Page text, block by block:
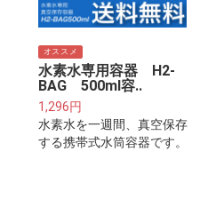
オススメ
水素水専用容器 H2-
BAG 500ml容..
1,296円
水素水を一週間、真空保存
する携帯式水筒容器です。